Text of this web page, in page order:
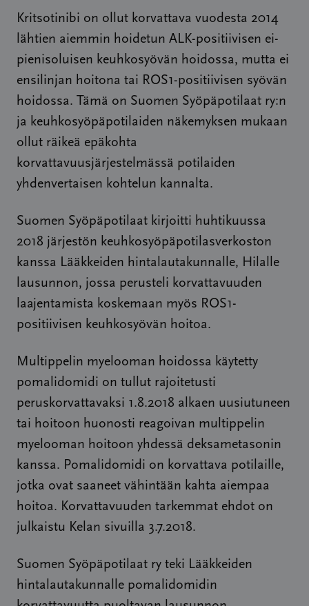
Kritsotinibi on ollut korvattava vuodesta 2014
lähtien aiemmin hoidetun ALK-positiivisen ei-
pienisoluisen keuhkosyövän hoidossa, mutta ei
ensilinjan hoitona tai ROS1-positiivisen syövän
hoidossa. Tämä on Suomen Syöpäpotilaat ry:n
ja keuhkosyöpäpotilaiden näkemyksen mukaan
ollut räikeä epäkohta
korvattavuusjärjestelmässä potilaiden
yhdenvertaisen kohtelun kannalta.
Suomen Syöpäpotilaat kirjoitti huhtikuussa
2018 järjestön keuhkosyöpäpotilasverkoston
kanssa Lääkkeiden hintalautakunnalle, Hilalle
lausunnon, jossa perusteli korvattavuuden
laajentamista koskemaan myös ROS1-
positiivisen keuhkosyövän hoitoa.
Multippelin myelooman hoidossa käytetty
pomalidomidi on tullut rajoitetusti
peruskorvattavaksi 1.8.2018 alkaen uusiutuneen
tai hoitoon huonosti reagoivan multippelin
myelooman hoitoon yhdessä deksametasonin
kanssa. Pomalidomidi on korvattava potilaille,
jotka ovat saaneet vähintään kahta aiempaa
hoitoa. Korvattavuuden tarkemmat ehdot on
julkaistu Kelan sivuilla 3.7.2018.
Suomen Syöpäpotilaat ry teki Lääkkeiden
hintalautakunnalle pomalidomidin